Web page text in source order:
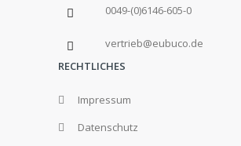
0049-(0)6146-605-0
vertrieb@eubuco.de
RECHTLICHES
Impressum
Datenschutz